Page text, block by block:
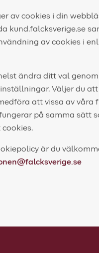
av cookies i din
kund.falcksverige.se
av cookies i
ändra ditt val
Väljer du att
att vissa av våra
på samma sätt
är du